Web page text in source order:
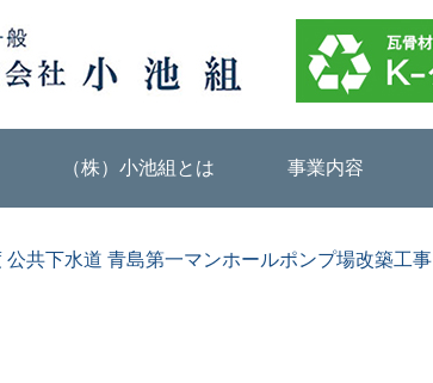
（株）小池組とは 事業内容
公共下水道 青島第一マンホールポンプ場改築工事